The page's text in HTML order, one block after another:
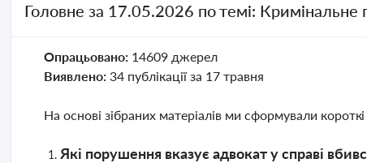
Головне за 17.05.2026 по темі: Кримінальне
Опрацьовано: 14609 джерел
Виявлено: 34 публікації за 17 травня
На основі зібраних матеріалів ми сформували
Які порушення вказує адвокат у справі